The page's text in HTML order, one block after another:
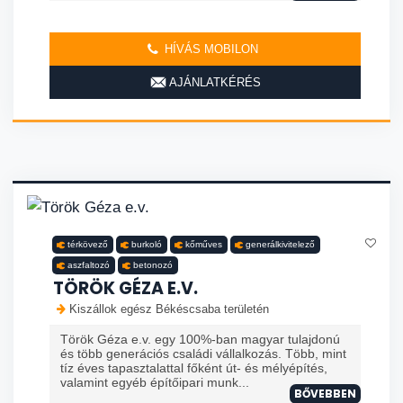
HÍVÁS MOBILON
AJÁNLATKÉRÉS
térkövező burkoló kőműves generálkivitelező
aszfaltozó betonozó
TÖRÖK GÉZA E.V.
Kiszállok egész Békéscsaba területén
Török Géza e.v. egy 100%-ban magyar tulajdonú
és több generációs családi vállalkozás. Több, mint
tíz éves tapasztalattal főként út- és mélyépítés,
valamint egyéb építőipari munk...
BŐVEBBEN